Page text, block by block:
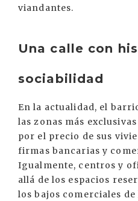
viandantes.
Una calle con
sociabilidad
En la actualidad, el
las zonas más
por el precio de sus
firmas bancarias y
Igualmente, centros y
allá de los espacios
los bajos comerciales